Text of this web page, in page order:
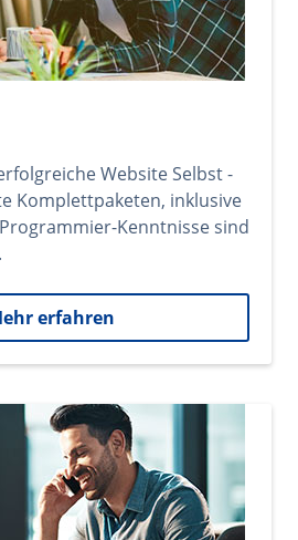
Website Selbst -
Komplettpaketen, inklusive
Kenntnisse sind
erfahren